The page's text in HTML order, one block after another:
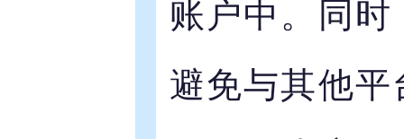
账户中。同
避免与其他